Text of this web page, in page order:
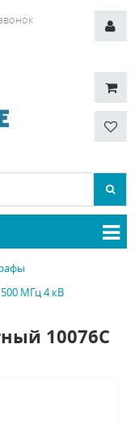
МГц 4 кВ
10076C